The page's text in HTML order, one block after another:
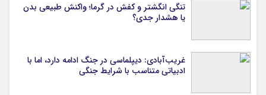
تنگی انگشتر و کفش در گرما؛ واکنش طبیعی بدن
یا هشدار جدی؟
غریب‌آبادی: دیپلماسی در جنگ ادامه دارد، اما با
ادبیاتی متناسب با شرایط جنگی